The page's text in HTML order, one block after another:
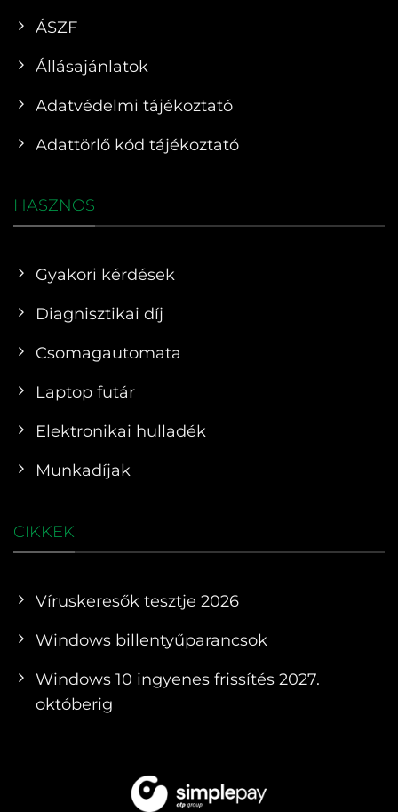
ÁSZF
Állásajánlatok
Adatvédelmi tájékoztató
Adattörlő kód tájékoztató
HASZNOS
Gyakori kérdések
Diagnisztikai díj
Csomagautomata
Laptop futár
Elektronikai hulladék
Munkadíjak
CIKKEK
Víruskeresők tesztje 2026
Windows billentyűparancsok
Windows 10 ingyenes frissítés 2027.
októberig